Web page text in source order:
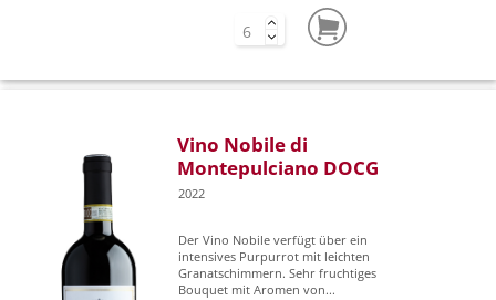
Vino Nobile di
Montepulciano DOCG
2022
Der Vino Nobile verfügt über ein
intensives Purpurrot mit leichten
Granatschimmern. Sehr fruchtiges
Bouquet mit Aromen von...